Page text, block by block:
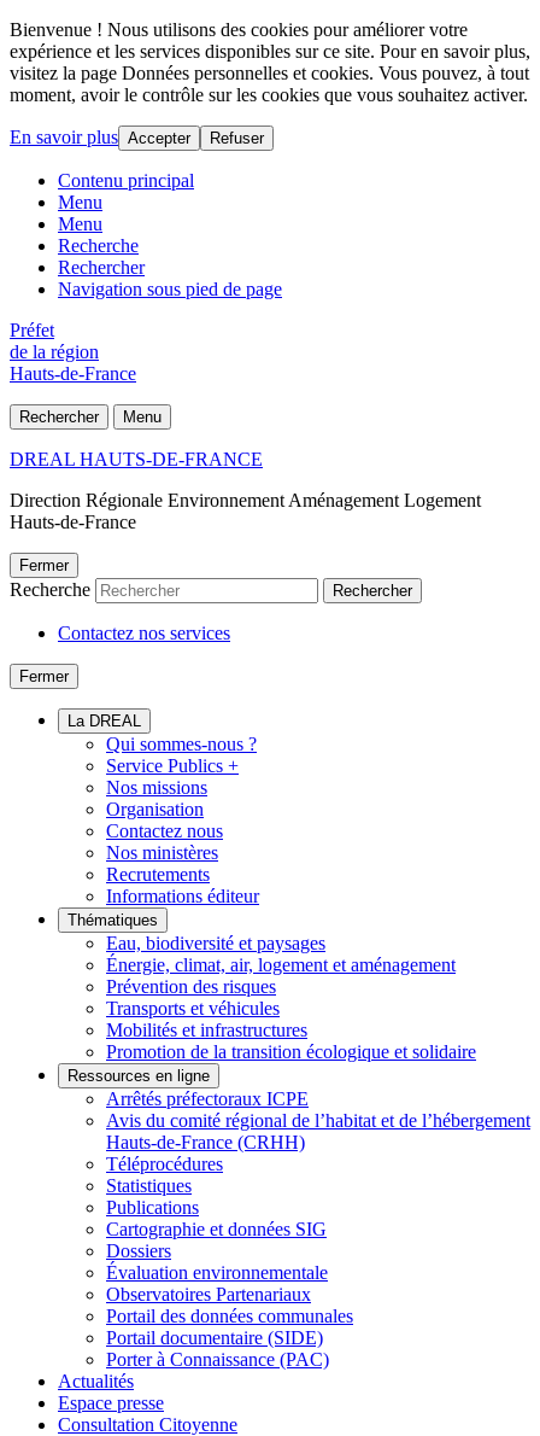
Bienvenue ! Nous utilisons des cookies pour améliorer votre
expérience et les services disponibles sur ce site. Pour en savoir plus,
visitez la page Données personnelles et cookies. Vous pouvez, à tout
moment, avoir le contrôle sur les cookies que vous souhaitez activer.
En savoir plus Accepter Refuser
Contenu principal
Menu
Menu
Recherche
Rechercher
Navigation sous pied de page
Préfet
de la région
Hauts-de-France
Rechercher Menu
DREAL HAUTS-DE-FRANCE
Direction Régionale Environnement Aménagement Logement
Hauts-de-France
Fermer
Recherche Rechercher
Contactez nos services
Fermer
La DREAL
Qui sommes-nous ?
Service Publics +
Nos missions
Organisation
Contactez nous
Nos ministères
Recrutements
Informations éditeur
Thématiques
Eau, biodiversité et paysages
Énergie, climat, air, logement et aménagement
Prévention des risques
Transports et véhicules
Mobilités et infrastructures
Promotion de la transition écologique et solidaire
Ressources en ligne
Arrêtés préfectoraux ICPE
Avis du comité régional de l’habitat et de l’hébergement
Hauts-de-France (CRHH)
Téléprocédures
Statistiques
Publications
Cartographie et données SIG
Dossiers
Évaluation environnementale
Observatoires Partenariaux
Portail des données communales
Portail documentaire (SIDE)
Porter à Connaissance (PAC)
Actualités
Espace presse
Consultation Citoyenne